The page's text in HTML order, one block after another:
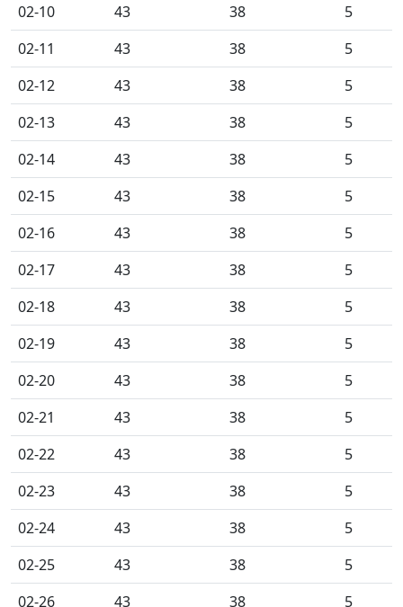
02-10
43 38
5
02-11
43 38
5
02-12
43 38
5
02-13
43 38
5
02-14
43 38
5
02-15
43 38
5
02-16
43 38
5
02-17
43 38
5
02-18
43 38
5
02-19
43 38
5
02-20
43 38
5
02-21
43 38
5
02-22
43 38
5
02-23
43 38
5
02-24
43 38
5
02-25
43 38
5
02-26
43 38 5